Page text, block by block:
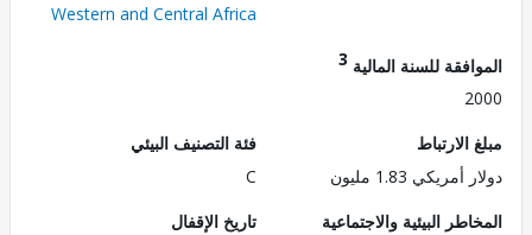
Western and Central Africa
للسنة المالية3
1.83 مليون
فئة التصنيف البيئي
البيئية والاجتماعية
تاريخ الإقفال